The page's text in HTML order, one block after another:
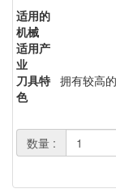
适用的
机械
适用产
业
刀具特
色
拥有较高
数量 :